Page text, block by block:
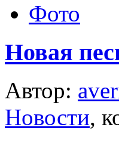
Фото
Новая
Автор:
Новости,